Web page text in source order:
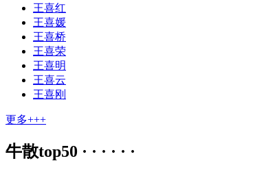
王喜红
王喜媛
王喜桥
王喜荣
王喜明
王喜云
王喜刚
更多+++
牛散top50 · · · · · ·